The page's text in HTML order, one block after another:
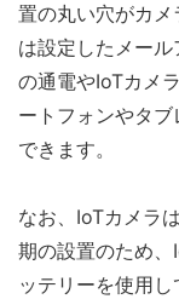
置の丸い穴がカ
は設定したメー
の通電やIoTカメ
ートフォンやタ
できます。
なお、IoTカメラ
期の設置のため
ッテリーを使用し